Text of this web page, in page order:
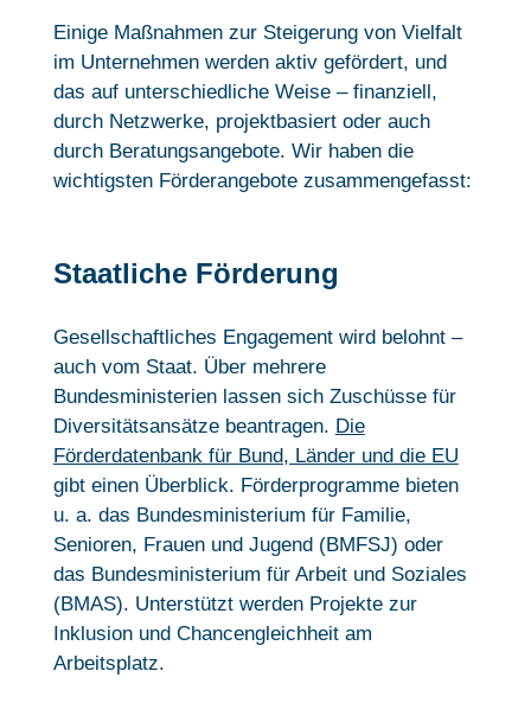
Einige Maßnahmen zur Steigerung von Vielfalt
im Unternehmen werden aktiv gefördert, und
das auf unterschiedliche Weise – finanziell,
durch Netzwerke, projektbasiert oder auch
durch Beratungsangebote. Wir haben die
wichtigsten Förderangebote zusammengefasst:
Staatliche Förderung
Gesellschaftliches Engagement wird belohnt –
auch vom Staat. Über mehrere
Bundesministerien lassen sich Zuschüsse für
Diversitätsansätze beantragen. Die
Förderdatenbank für Bund, Länder und die EU
gibt einen Überblick. Förderprogramme bieten
u. a. das Bundesministerium für Familie,
Senioren, Frauen und Jugend (BMFSJ) oder
das Bundesministerium für Arbeit und Soziales
(BMAS). Unterstützt werden Projekte zur
Inklusion und Chancengleichheit am
Arbeitsplatz.